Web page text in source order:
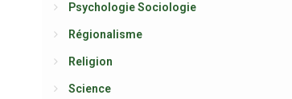
Psychologie Sociologie
Régionalisme
Religion
Science